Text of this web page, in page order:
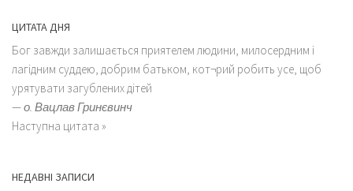
ЦИТАТА ДНЯ
Бог завжди залишається приятелем людини, милосердним і
лагідним суддею, добрим батьком, кот¬рий робить усе, щоб
урятувати загублених дітей
—о. Вацлав Гринєвинч
Наступна цитата »
НЕДАВНІ ЗАПИСИ